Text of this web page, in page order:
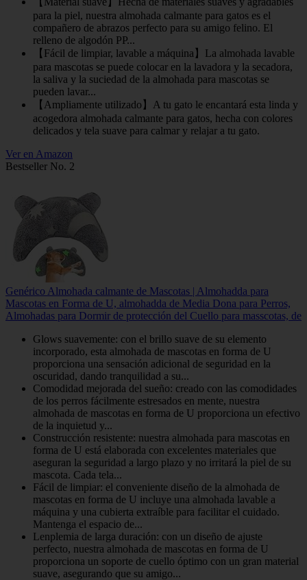
para la piel, nuestra almohada calmante para gatos es el
compañero de abrazos perfecto para su amigo felino. El
relleno de algodón PP...
【Fácil de limpiar, lavable a máquina】La almohada lavable
para mascotas se puede colocar en la lavadora y la secadora,
la saliva y la suciedad de la almohada para mascotas se
pueden lavar...
【Ampliamente utilizado】A tu gato le encantará esta linda y
acogedora almohada calmante para gatos, hecha con colores
delicados y tela suave para calmar y relajar a tu gato.
Ver en Amazon
Bestseller No. 2
Genérico Almohada calmante de Mascotas | Almohadda para
Mascotas en Forma de U, almohadda de Media Dona para Perros,
Almohadas para Dormir de protección del Cuello para masscotas, de
Glows suavemente: con el brillo suave de su elemento
incorporado, esta almohada de mascotas en forma de U
proporciona una sensación adicional de seguridad en la
oscuridad, dando tranquilidad a su...
Comodidad mejorada del sueño: creado con las comodidades
de los perros fácilmente estresados ​​en mente, nuestra
almohada de mascotas en forma de U proporciona un efectivo
de la inquietud y...
Construcción resistente: nuestra almohada para mascotas en
forma de U está elaborada con excelentes materiales que
aseguran la seguridad a largo plazo y no irritará la piel de su
mascota. Cada tela...
Fácil de limpiar: el conveniente diseño de la almohada de
mascotas en forma de U incluye una almohada lavable a
máquina y una cubierta extraíble para facilitar el cuidado.
Mantenga el espacio de...
Lenplemia de larga duración: con un diseño de ajuste
perfecto, nuestra almohada de mascotas en forma de U
proporciona un soporte de cuello óptimo con un gran material
suave, asegurando que su amigo...